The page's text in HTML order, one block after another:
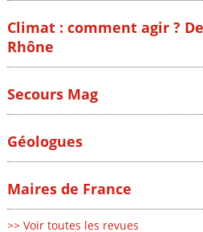
Climat : comment agir ?
Rhône
Secours Mag
Géologues
Maires de France
>> Voir toutes les revues